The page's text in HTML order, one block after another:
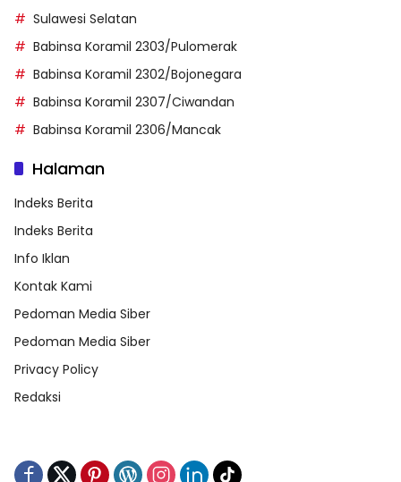
Sulawesi Selatan
Babinsa Koramil 2303/Pulomerak
Babinsa Koramil 2302/Bojonegara
Babinsa Koramil 2307/Ciwandan
Babinsa Koramil 2306/Mancak
Halaman
Indeks Berita
Indeks Berita
Info Iklan
Kontak Kami
Pedoman Media Siber
Pedoman Media Siber
Privacy Policy
Redaksi